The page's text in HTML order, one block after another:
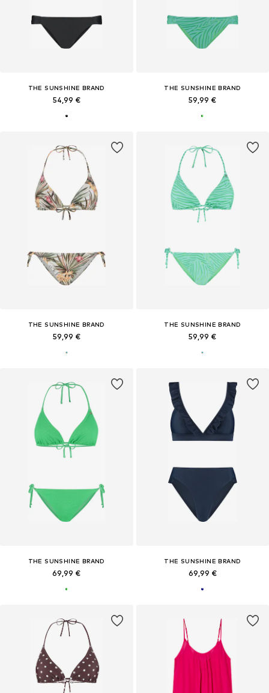
THE SUNSHINE BRAND
54,99 €
THE SUNSHINE BRAND
59,99 €
THE SUNSHINE BRAND
59,99 €
THE SUNSHINE BRAND
59,99 €
THE SUNSHINE BRAND
69,99 €
THE SUNSHINE BRAND
69,99 €